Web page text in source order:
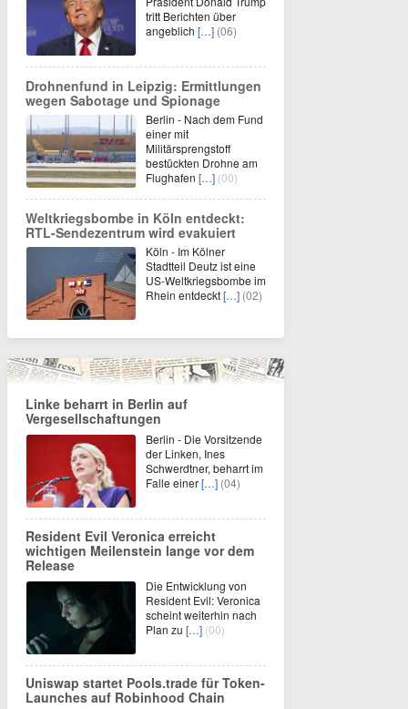
tritt Berichten über
angeblich […] (06)
Drohnenfund in Leipzig: Ermittlungen
wegen Sabotage und Spionage
Berlin - Nach dem Fund
einer mit
Militärsprengstoff
bestückten Drohne am
Flughafen […] (00)
Weltkriegsbombe in Köln entdeckt:
RTL-Sendezentrum wird evakuiert
Köln - Im Kölner
Stadtteil Deutz ist eine
US-Weltkriegsbombe im
Rhein entdeckt[…] (02)
Linke beharrt in Berlin auf
Vergesellschaftungen
Berlin - Die Vorsitzende
der Linken, Ines
Schwerdtner, beharrt im
Falle einer[…] (04)
Resident Evil Veronica erreicht
wichtigen Meilenstein lange vor dem
Release
Die Entwicklung von
Resident Evil: Veronica
scheint weiterhin nach
Plan zu […] (00)
Uniswap startet Pools.trade für Token-
Launches auf Robinhood Chain